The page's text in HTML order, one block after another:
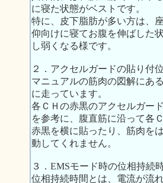
に寝た状態がベストです。
特に、皮下脂肪が多い方は、
仰向けに寝てお腹を伸ばした
し弱くなる様です。
２．アクセルガードの貼り付
マニュアルの筋肉の図解にあ
に走っています。
各ＣＨの赤黒のアクセルガー
を参考に、腹直筋に沿って各
赤黒を横に貼ったり、筋肉を
動してくれません。
３．EMSモード時の位相持続
位相持続時間とは、電流が流